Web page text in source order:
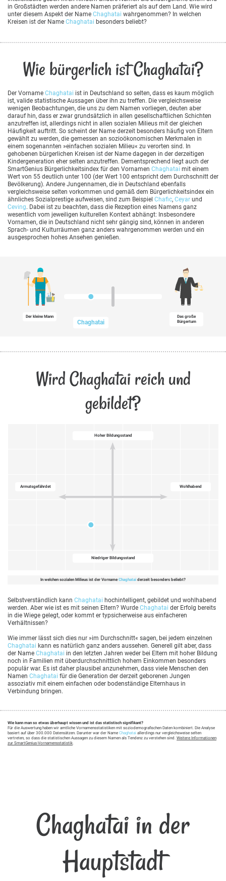
in Großstädten werden andere Namen präferiert als auf dem Land. Wie wird
unter diesem Aspekt der Name Chaghatai wahrgenommen? In welchen
Kreisen ist der Name Chaghatai besonders beliebt?
Wie bürgerlich ist Chaghatai?
Der Vorname Chaghatai ist in Deutschland so selten, dass es kaum möglich
ist, valide statistische Aussagen über ihn zu treffen. Die vergleichsweise
wenigen Beobachtungen, die uns zu dem Namen vorliegen, deuten aber
darauf hin, dass er zwar grundsätzlich in allen gesellschaftlichen Schichten
anzutreffen ist, allerdings nicht in allen sozialen Milieus mit der gleichen
Häufigkeit auftritt. So scheint der Name derzeit besonders häufig von Eltern
gewählt zu werden, die gemessen an sozioökonomischen Merkmalen in
einem sogenannten »einfachen sozialen Milieu« zu verorten sind. In
gehobenen bürgerlichen Kreisen ist der Name dagegen in der derzeitigen
Kindergeneration eher selten anzutreffen. Dementsprechend liegt auch der
SmartGenius Bürgerlichkeitsindex für den Vornamen Chaghatai mit einem
Wert von 55 deutlich unter 100 (der Wert 100 entspricht dem Durchschnitt der
Bevölkerung). Andere Jungennamen, die in Deutschland ebenfalls
vergleichsweise selten vorkommen und gemäß dem Bürgerlichkeitsindex ein
ähnliches Sozialprestige aufweisen, sind zum Beispiel Chafic, Ceyar und
Ceving. Dabei ist zu beachten, dass die Rezeption eines Namens ganz
wesentlich vom jeweiligen kulturellen Kontext abhängt: Insbesondere
Vornamen, die in Deutschland nicht sehr gängig sind, können in anderen
Sprach- und Kulturräumen ganz anders wahrgenommen werden und ein
ausgesprochen hohes Ansehen genießen.
Der kleine Mann
Chaghatai
Das große
Bürgertum
Wird Chaghatai reich und
gebildet?
Hoher Bildungsstand
Wohlhabend
Niedriger Bildungsstand
Armutsgefährdet
In welchen sozialen Milieus ist der Vorname Chaghatai derzeit besonders beliebt?
Selbstverständlich kann Chaghatai hochintelligent, gebildet und wohlhabend
werden. Aber wie ist es mit seinen Eltern? Wurde Chaghatai der Erfolg bereits
in die Wiege gelegt, oder kommt er typsicherweise aus einfacheren
Verhältnissen?
Wie immer lässt sich dies nur »im Durchschnitt« sagen, bei jedem einzelnen
Chaghatai kann es natürlich ganz anders aussehen. Generell gilt aber, dass
der Name Chaghatai in den letzten Jahren weder bei Eltern mit hoher Bildung
noch in Familien mit überdurchschnittlich hohem Einkommen besonders
populär war. Es ist daher plausibel anzunehmen, dass viele Menschen den
Namen Chaghatai für die Generation der derzeit geborenen Jungen
assoziativ mit einem einfachen oder bodenständige Elternhaus in
Verbindung bringen.
Wie kann man so etwas überhaupt wissen und ist das statistisch signifikant?
Für die Auswertung haben wir amtliche Vornamensstatistiken mit soziodemografischen Daten kombiniert. Die Analyse
basiert auf über 300.000 Datensätzen. Darunter war der Name Chaghatai allerdings nur vergleichsweise selten
vertreten, so dass die statistischen Aussagen zu diesem Namen als Tendenz zu verstehen sind. Weitere Informationen
zur SmartGenius-Vornamensstatistik.
Chaghatai in der
Hauptstadt